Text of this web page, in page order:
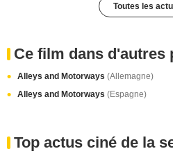
Toutes les
Ce film dans d'autres
Alleys and Motorways (Allemagne)
Alleys and Motorways (Espagne)
Top actus ciné de la